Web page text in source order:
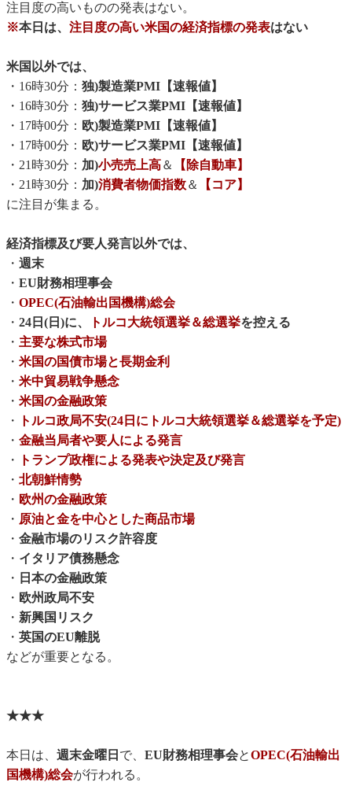
注目度の高いものの発表はない。
※本日は、 注目度の高い米国の経済指標の発表はない
米国以外では、
・16時30分： 独)製造業PMI【速報値】
・16時30分： 独)サービス業PMI【速報値】
・17時00分： 欧)製造業PMI【速報値】
・17時00分： 欧)サービス業PMI【速報値】
・21時30分： 加)小売売上高＆
【除自動車】
・21時30分： 加)消費者物価指数＆
【コア】
に注目が集まる。
経済指標及び要人発言以外では、
・ 週末
・ EU財務相理事会
・ OPEC(石油輸出国機構)総会
・ 24日(日)に、 トルコ大統領選挙＆総選挙を控える
・ 主要な株式市場
・ 米国の国債市場と長期金利
・ 米中貿易戦争懸念
・ 米国の金融政策
・
トルコ政局不安(24日にトルコ大統領選挙＆総選挙を予定)
・ 金融当局者や要人による発言
・
トランプ政権による発表や決定及び発言
・ 北朝鮮情勢
・ 欧州の金融政策
・ 原油と金を中心とした商品市場
・ 金融市場のリスク許容度
・ イタリア債務懸念
・ 日本の金融政策
・ 欧州政局不安
・ 新興国リスク
・ 英国のEU離脱
などが重要となる。
★★★
本日は、 週末金曜日 で、 EU財務相理事会とOPEC(石油輸出
国機構)総会が行われる。